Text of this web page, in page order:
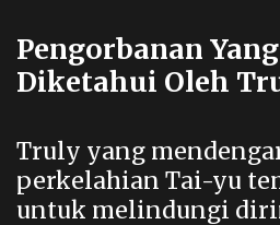
Pengorbanan
Diketahui Oleh
Truly yang
perkelahian Tai-yu
untuk melindungi